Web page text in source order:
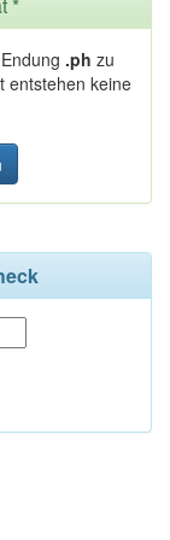
.ph zu
entstehen keine